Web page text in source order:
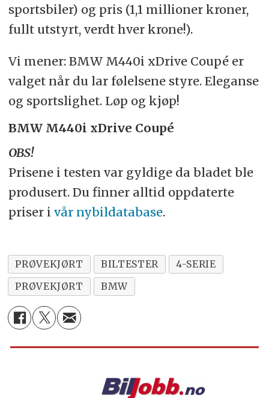
sportsbiler) og pris (1,1 millioner kroner,
fullt utstyrt, verdt hver krone!).
Vi mener: BMW M440i xDrive Coupé er
valget når du lar følelsene styre. Eleganse
og sportslighet. Løp og kjøp!
BMW M440i xDrive Coupé
OBS!
Prisene i testen var gyldige da bladet ble
produsert. Du finner alltid oppdaterte
priser i vår nybildatabase.
PRØVEKJØRT BILTESTER
4-SERIE
PRØVEKJØRT
BMW